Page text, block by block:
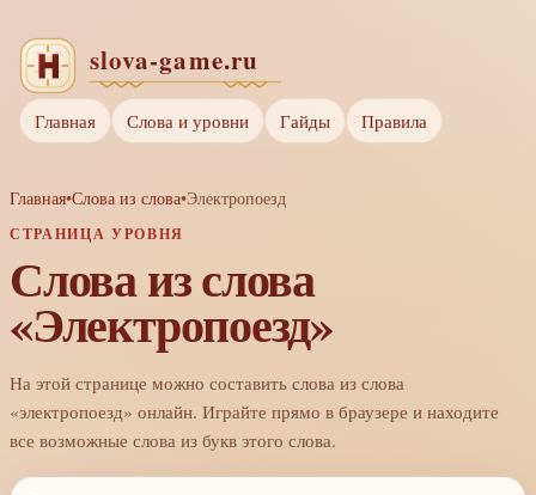
Главная Слова и уровни Гайды Правила
Главная•Слова из слова•Электропоезд
СТРАНИЦА УРОВНЯ
Слова из слова
«Электропоезд»
На этой странице можно составить слова из слова
«электропоезд» онлайн. Играйте прямо в браузере и находите
все возможные слова из букв этого слова.